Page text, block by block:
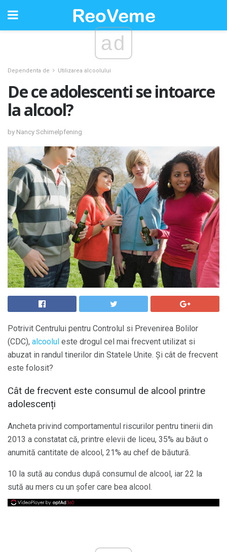
ad
Dependenta de Utilizarea alcoolului
De ce adolescenti se intoarce
la alcool?
by Nancy Schimelpfening
Potrivit Centrului pentru Controlul si Prevenirea Bolilor
(CDC), alcoolul este drogul cel mai frecvent utilizat si
abuzat in randul tinerilor din Statele Unite. Și cât de frecvent
este folosit?
Cât de frecvent este consumul de alcool printre
adolescenți
Ancheta privind comportamentul riscurilor pentru tinerii din
2013 a constatat că, printre elevii de liceu, 35% au băut o
anumită cantitate de alcool, 21% au chef de băutură.
10 la sută au condus după consumul de alcool, iar 22 la
sută au mers cu un șofer care bea alcool.